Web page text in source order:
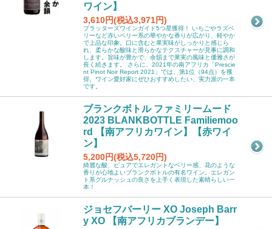
ワイン】
3,610円(税込3,971円)
プラッターズワインガイド5つ星獲得！ いちごやラズベ
リーなど赤いベリー系の華やかな香りが広がり、軽やか
で上品な印象。口に含むと果実味がしっかりと感じら
れ、柔らかな酸味と滑らかなテクスチャーが見事に調和
します。旨味が豊かで、余韻まで果実の風味と優雅さが
長く続きます。 さらに、2021年の南アフリカ「Prescie
nt Pinot Noir Report 2021」では、第1位（94点）を獲
得。ワイン愛好家にぜひおすすめしたい、実力派の一本
です。
ブランクボトル ファミリームード
2023 BLANKBOTTLE Familiemoo
rd 【南アフリカワイン】【赤ワイ
ン】
5,200円(税込5,720円)
綺麗な酸、ピュアでエレガントなベリー感、花のような
香りが心地よいブランクボトルの有名ワイン。エレガン
ト系グルナッシュの良さを上手く表現した素晴らしい一
本！
ジョセフバーリー XO Joseph Barr
y XO 【南アフリカブランデー】